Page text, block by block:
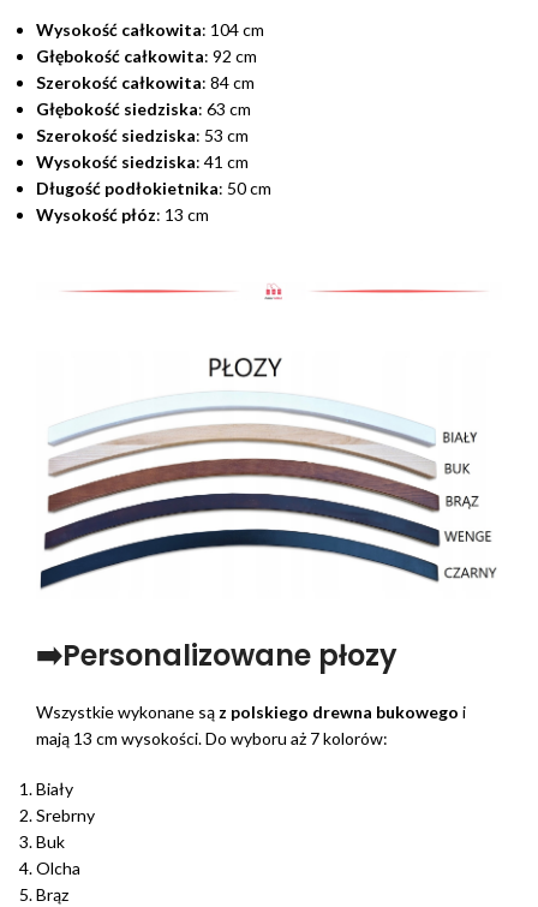
Wysokość całkowita: 104 cm
Głębokość całkowita: 92 cm
Szerokość całkowita: 84 cm
Głębokość siedziska: 63 cm
Szerokość siedziska: 53 cm
Wysokość siedziska: 41 cm
Długość podłokietnika: 50 cm
Wysokość płóz: 13 cm
➡️Personalizowane płozy
Wszystkie wykonane są z polskiego drewna bukowego i
mają 13 cm wysokości. Do wyboru aż 7 kolorów:
Biały
Srebrny
Buk
Olcha
Brąz